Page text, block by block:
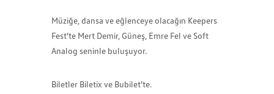
Müziğe, dansa ve eğlenceye olacağın Keepers
Fest’te Mert Demir, Güneş, Emre Fel ve Soft
Analog seninle buluşuyor.
Biletler Biletix ve Bubilet’te.